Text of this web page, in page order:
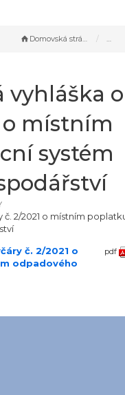
Domovská stránka
vyhláška
o místním
systém
2/2021 o místním
č. 2/2021 o
odpadového
pdf